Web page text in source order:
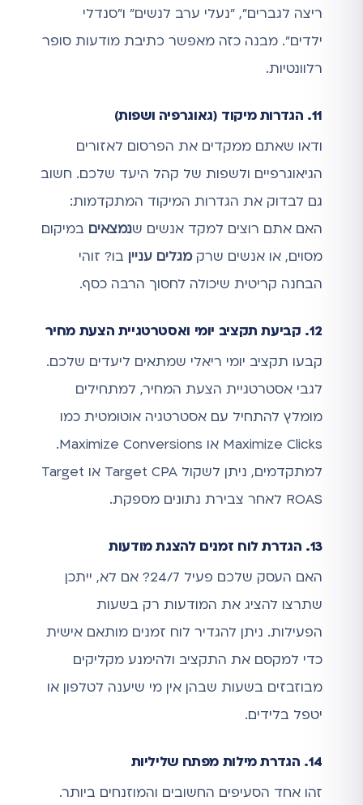
ריצה לגברים", "נעלי ערב לנשים" ו"סנדלי
ילדים". מבנה כזה מאפשר כתיבת מודעות סופר
רלוונטיות.
11. הגדרות מיקוד (גאוגרפיה ושפות)
ודאו שאתם ממקדים את הפרסום לאזורים
הגיאוגרפיים ולשפות של קהל היעד שלכם. חשוב
גם לבדוק את הגדרות המיקוד המתקדמות:
האם אתם רוצים למקד אנשים שנמצאים במיקום
מסוים, או אנשים שרקמגלים עניין בו? זוהי
הבחנה קריטית שיכולה לחסוך הרבה כסף.
12. קביעת תקציב יומי ואסטרטגיית הצעת מחיר
קבעו תקציב יומי ריאלי שמתאים ליעדים שלכם.
לגבי אסטרטגיית הצעת המחיר, למתחילים
מומלץ להתחיל עם אסטרטגיה אוטומטית כמו
Maximize Clicks או Maximize Conversions.
למתקדמים, ניתן לשקול Target CPA או Target
ROAS לאחר צבירת נתונים מספקת.
13. הגדרת לוח זמנים להצגת מודעות
האם העסק שלכם פעיל 24/7? אם לא, ייתכן
שתרצו להציג את המודעות רק בשעות
הפעילות. ניתן להגדיר לוח זמנים מותאם אישית
כדי למקסם את התקציב ולהימנע מקליקים
מבוזבזים בשעות שבהן אין מי שיענה לטלפון או
יטפל בלידים.
14. הגדרת מילות מפתח שליליות
זהו אחד הסעיפים החשובים והמוזנחים ביותר.